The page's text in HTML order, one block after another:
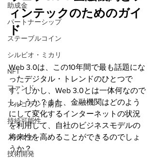
助成金
パートナーシップ
ステーブルコイン
シルビオ・ミカリ
NFT
ファンド
アルゴランド財団
持続可能性
メルマガ
技術開発
ィンテックのためのガイ
ド
Web 3.0は、この10年間で最も話題にな
ったデジタル・トレンドのひとつで
す。しかし、Web 3.0とは一体何なので
しょうか？また、金融機関はどのよう
にして変化するインターネットの状況
を利用して、自社のビジネスモデルの
将来性を高めることができるのでしょ
うか？